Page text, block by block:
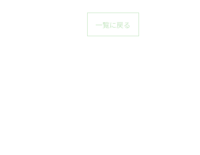
一覧に戻る